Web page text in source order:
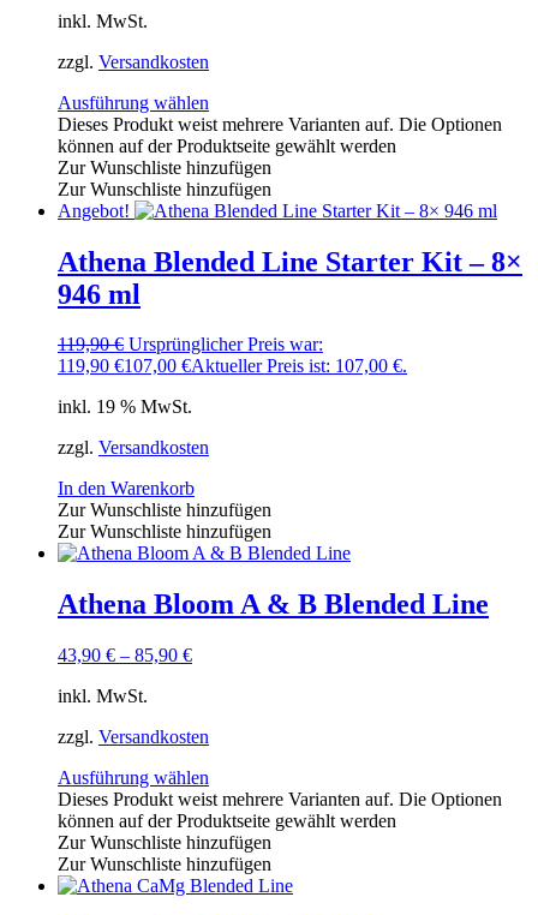
inkl. MwSt.
zzgl. Versandkosten
Ausführung wählen
Dieses Produkt weist mehrere Varianten auf. Die Optionen
können auf der Produktseite gewählt werden
Zur Wunschliste hinzufügen
Zur Wunschliste hinzufügen
Angebot!
Athena Blended Line Starter Kit – 8×
946 ml
119,90€ Ursprünglicher Preis war:
119,90 €107,00 €Aktueller Preis ist: 107,00 €.
inkl. 19 % MwSt.
zzgl. Versandkosten
In den Warenkorb
Zur Wunschliste hinzufügen
Zur Wunschliste hinzufügen
Athena Bloom A & B Blended Line
43,90 € – 85,90 €
inkl. MwSt.
zzgl. Versandkosten
Ausführung wählen
Dieses Produkt weist mehrere Varianten auf. Die Optionen
können auf der Produktseite gewählt werden
Zur Wunschliste hinzufügen
Zur Wunschliste hinzufügen